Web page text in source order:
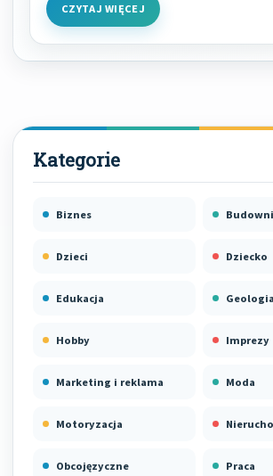
CZYTAJ WIĘCEJ
Biznes
Dzieci Dziecko
Edukacja Geologia
Hobby Imprezy
Marketing i reklama Moda
Motoryzacja
Obcojęzyczne Praca